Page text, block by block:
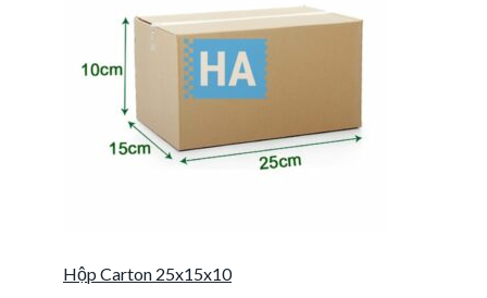
Hộp Carton 25x15x10